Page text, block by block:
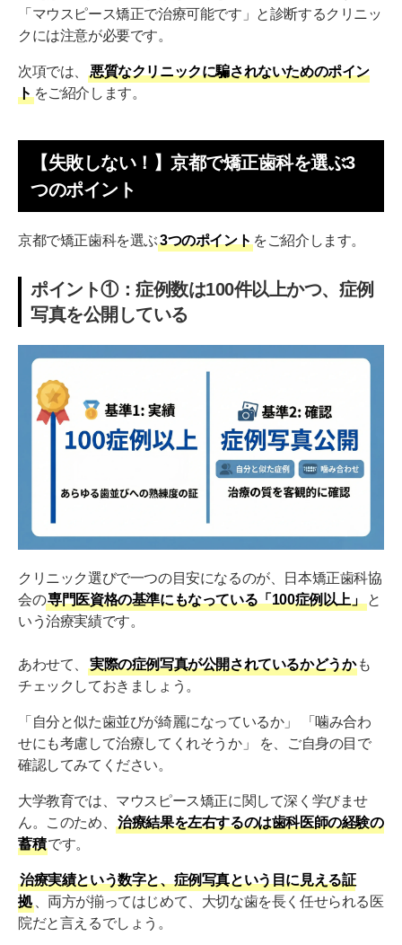
「マウスピース矯正で治療可能です」と診断するクリニッ
クには注意が必要です。
次項では、
悪質なクリニックに騙されないためのポイン
ト をご紹介します。
【失敗しない！】京都で矯正歯科を選ぶ3
つのポイント
京都で矯正歯科を選ぶ3つのポイント をご紹介します。
ポイント①：症例数は100件以上かつ、症例
写真を公開している
クリニック選びで一つの目安になるのが、日本矯正歯科協
会の専門医資格の基準にもなっている「100症例以上」
と
いう治療実績です。
あわせて、 実際の症例写真が公開されているかどうか も
チェックしておきましょう。
「自分と似た歯並びが綺麗になっているか」 「噛み合わ
せにも考慮して治療してくれそうか」 を、ご自身の目で
確認してみてください。
大学教育では、マウスピース矯正に関して深く学びませ
ん。このため、
治療結果を左右するのは歯科医師の経験の
蓄積です。
治療実績という数字と、症例写真という目に見える証
拠
、両方が揃ってはじめて、大切な歯を長く任せられる医
院だと言えるでしょう。